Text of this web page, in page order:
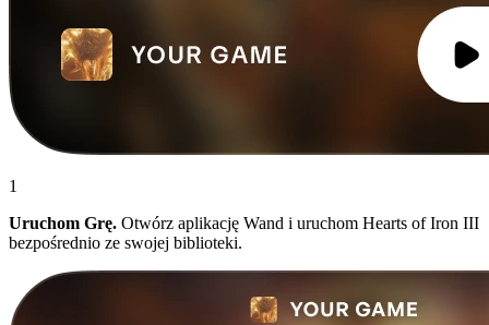
1
Uruchom Grę. Otwórz aplikację Wand i uruchom Hearts of Iron III
bezpośrednio ze swojej biblioteki.